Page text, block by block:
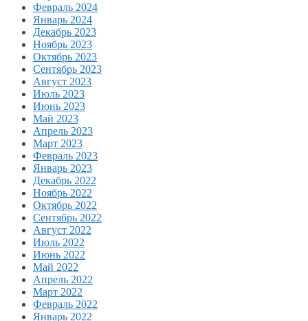
Февраль 2024
Январь 2024
Декабрь 2023
Ноябрь 2023
Октябрь 2023
Сентябрь 2023
Август 2023
Июль 2023
Июнь 2023
Май 2023
Апрель 2023
Март 2023
Февраль 2023
Январь 2023
Декабрь 2022
Ноябрь 2022
Октябрь 2022
Сентябрь 2022
Август 2022
Июль 2022
Июнь 2022
Май 2022
Апрель 2022
Март 2022
Февраль 2022
Январь 2022